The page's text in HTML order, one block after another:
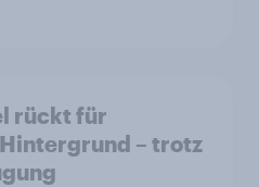
rückt für
– trotz